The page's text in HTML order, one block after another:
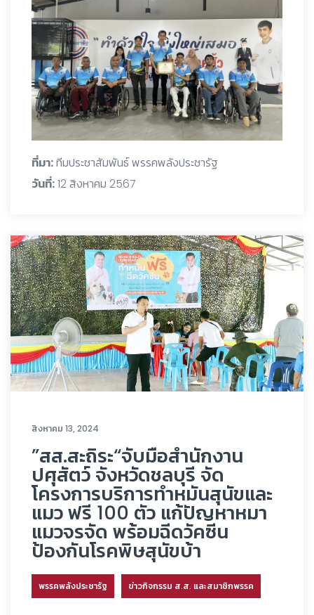
ที่มา:ทีมประชาสัมพันธ์ พรรคพลังประชารัฐ
วันที่:12 สิงหาคม 2567
สิงหาคม 13, 2024
”สส.สะถิระ“จับมือสำนักงาน
ปศุสัตว์ จังหวัดชลบุรี จัด
โครงการบริการทำหมันสุนัขและ
แมว ฟรี 100 ตัว แก้ปัญหาหมา
แมวจรจัด พร้อมฉีดวัคซีน
ป้องกันโรคพิษสุนัขบ้า
พรรคพลังประชารัฐ ข่าวกิจกรรม ส.ส. และสมาชิกพรรค